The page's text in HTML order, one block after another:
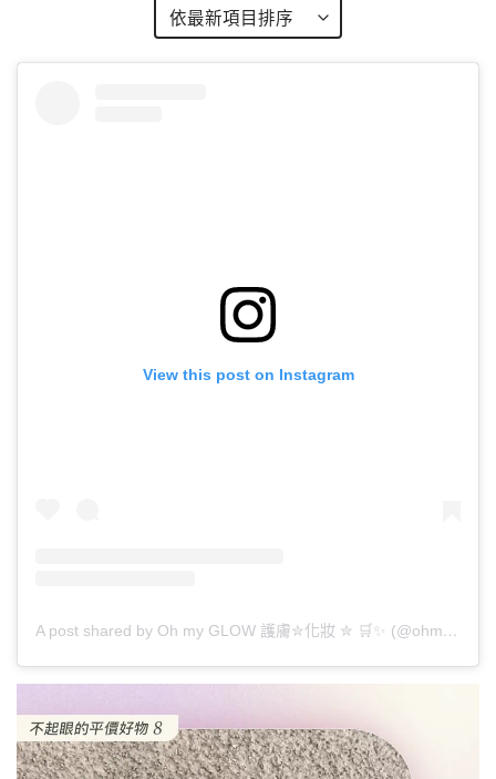
Oh My Glow 為 HAUM 官方認可授權銷售商。
View this post on Instagram
A post shared by Oh my GLOW 護膚✮化妝 ✮ 🛒✨ (@ohmyglow_co)